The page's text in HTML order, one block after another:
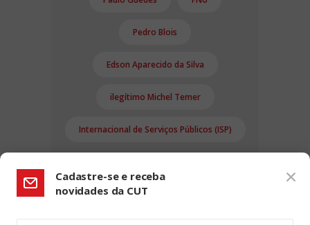
Pedro Blois
Edson Aparecido da Silva
ilegítimo Michel Temer
Internacional de Serviços Públicos (ISP)
Cadastre-se e receba
novidades da CUT